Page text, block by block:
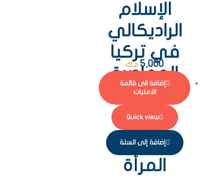
الإسلام
الراديكالي
في تركيا
المعاصرة
5,000 د.ك
إضافة الى قائمة
الامنيات
Quick view
إضافة إلى السلة
المرأة